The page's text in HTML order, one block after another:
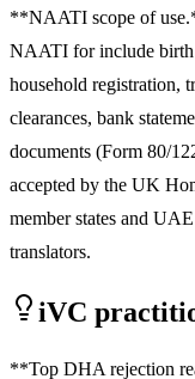
**NAATI scope of
NAATI for include birth
household registration,
clearances, bank
documents (Form 80/
accepted by the UK
member states and
translators.
iVC
**Top DHA rejection